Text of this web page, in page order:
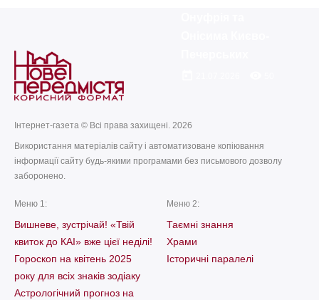
Інтернет-газета © Всі права захищені. 2026
Використання матеріалів сайту і автоматизоване копіювання
інформації сайту будь-якими програмами без письмового дозволу
заборонено.
Меню 1:
Вишневе, зустрічай! «Твій
квиток до КАІ» вже цієї неділі!
Гороскоп на квітень 2025
року для всіх знаків зодіаку
Астрологічний прогноз на
Меню 2:
Таємні знання
Храми
Історичні паралелі